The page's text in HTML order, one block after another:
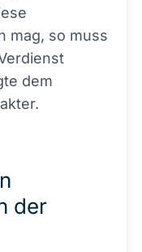
mag, so muss
dem
der